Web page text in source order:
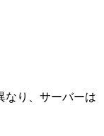
なり、サーバーは